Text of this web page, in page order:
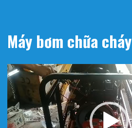
Máy bơm chữa cháy
Trình
chơi
Video